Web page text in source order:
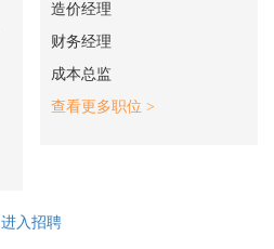
造价经理
财务经理
成本总监
查看更多职位 >
进入招聘